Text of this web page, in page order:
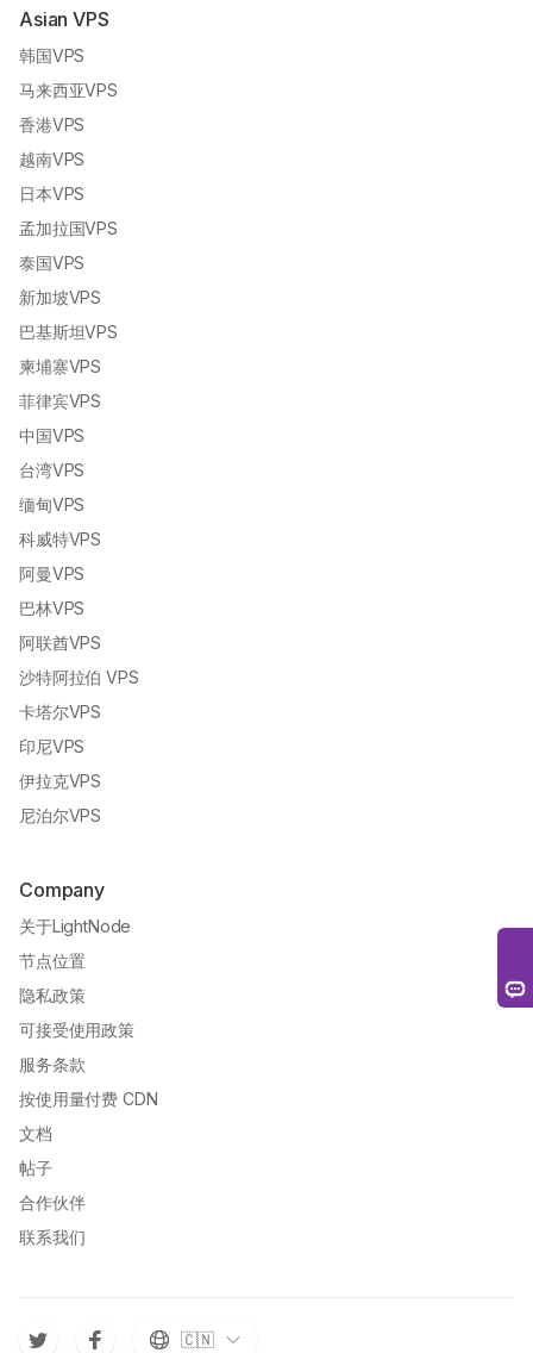
Asian VPS
韩国VPS
马来西亚VPS
香港VPS
越南VPS
日本VPS
孟加拉国VPS
泰国VPS
新加坡VPS
巴基斯坦VPS
柬埔寨VPS
菲律宾VPS
中国VPS
台湾VPS
缅甸VPS
科威特VPS
阿曼VPS
巴林VPS
阿联酋VPS
沙特阿拉伯 VPS
卡塔尔VPS
印尼VPS
伊拉克VPS
尼泊尔VPS
Company
关于LightNode
节点位置
隐私政策
可接受使用政策
服务条款
按使用量付费 CDN
文档
帖子
合作伙伴
联系我们
🇨🇳